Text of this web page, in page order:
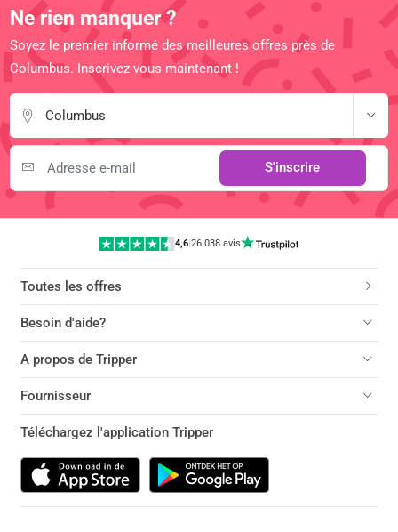
Ne rien manquer ?
Soyez le premier informé des meilleures offres près de
Columbus. Inscrivez-vous maintenant !
Columbus
S'inscrire
4,6 |26 038 avis
Toutes les offres
Besoin d'aide?
A propos de Tripper
Fournisseur
Téléchargez l'application Tripper